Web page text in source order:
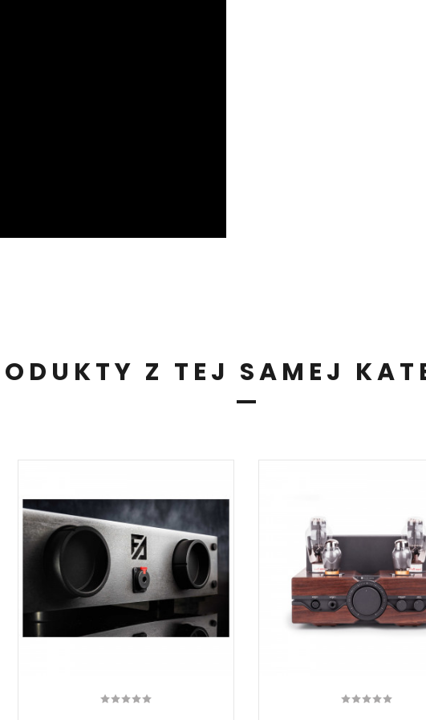
Z TEJ SAMEJ